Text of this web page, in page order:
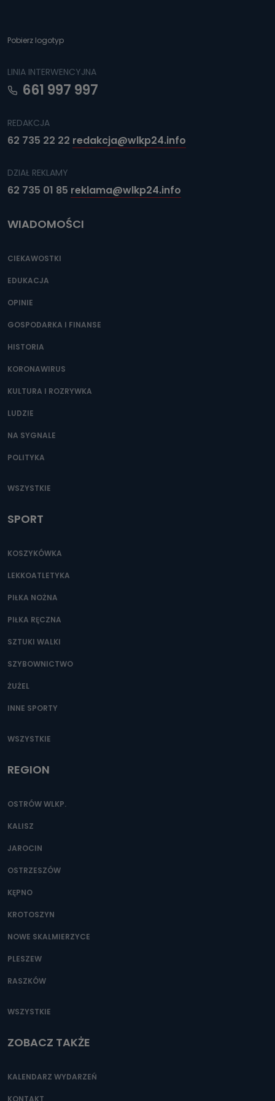
Pobierz logotyp
LINIA INTERWENCYJNA
661 997 997
REDAKCJA
62 735 22 22 redakcja@wlkp24.info
DZIAŁ REKLAMY
62 735 01 85 reklama@wlkp24.info
WIADOMOŚCI
CIEKAWOSTKI
EDUKACJA
OPINIE
GOSPODARKA I FINANSE
HISTORIA
KORONAWIRUS
KULTURA I ROZRYWKA
LUDZIE
NA SYGNALE
POLITYKA
WSZYSTKIE
SPORT
KOSZYKÓWKA
LEKKOATLETYKA
PIŁKA NOŻNA
PIŁKA RĘCZNA
SZTUKI WALKI
SZYBOWNICTWO
ŻUŻEL
INNE SPORTY
WSZYSTKIE
REGION
OSTRÓW WLKP.
KALISZ
JAROCIN
OSTRZESZÓW
KĘPNO
KROTOSZYN
NOWE SKALMIERZYCE
PLESZEW
RASZKÓW
WSZYSTKIE
ZOBACZ TAKŻE
KALENDARZ WYDARZEŃ
KONTAKT